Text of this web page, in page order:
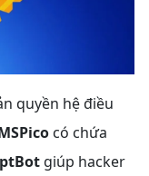
quyền hệ điều
có chứa
giúp hacker